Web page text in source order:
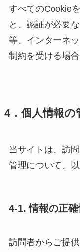
すべてのCookie
と、認証が必要
等、インターネ
制約を受ける場合
4．個人情報の
当サイトは、訪
管理について、
4-1. 情報の正
訪問者からご提